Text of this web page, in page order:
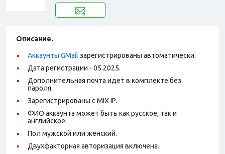
Описание.
Аккаунты GMail зарегистрированы автоматически.
Дата регистрации - 05.2025.
Дополнительная почта идет в комплекте без
пароля.
Зарегистрированы с MIX IP.
ФИО аккаунта может быть как русское, так и
английское.
Пол мужской или женский.
Двухфакторная авторизация включена.